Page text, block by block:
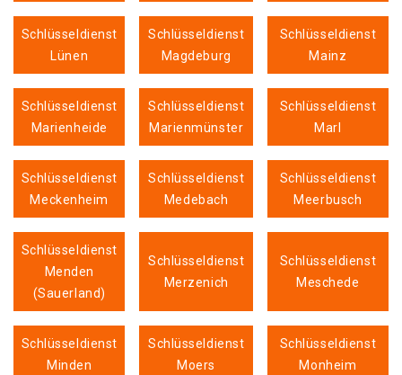
Schlüsseldienst
Lünen
Schlüsseldienst
Magdeburg
Schlüsseldienst
Mainz
Schlüsseldienst
Marienheide
Schlüsseldienst
Marienmünster
Schlüsseldienst
Marl
Schlüsseldienst
Meckenheim
Schlüsseldienst
Medebach
Schlüsseldienst
Meerbusch
Schlüsseldienst
Menden
(Sauerland)
Schlüsseldienst
Merzenich
Schlüsseldienst
Meschede
Schlüsseldienst
Minden
Schlüsseldienst
Moers
Schlüsseldienst
Monheim